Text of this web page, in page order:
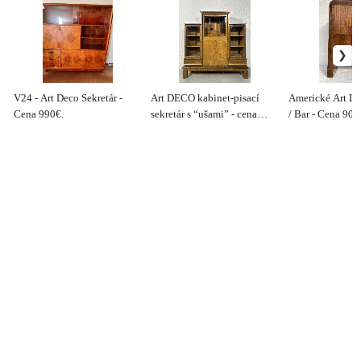
V24 - Art Deco Sekretár -
Cena 990€.
Art DECO kabinet-pisací
sekretár s “ušami” - cena
Americké Art
/ Bar - Cena